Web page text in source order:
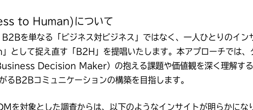
to Human)について
を単なる「ビジネス対ビジネス」ではなく、一人ひとりのイン
して捉え直す「B2H」を提唱いたします。本アプローチでは、
Decision Maker）の抱える課題や価値観を深く理解する
るB2Bコミュニケーションの構築を目指します。
を対象とした調査からは、以下のようなインサイトが明らかにな